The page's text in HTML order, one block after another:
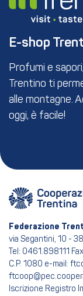
E-shop
Profumi e
Trentino ti
alle montagne.
oggi, è facile!
Federazione
via Segantini, 10 -
Tel: 0461.898111
C.P. 1080 e-mail:
Iscrizione Registro